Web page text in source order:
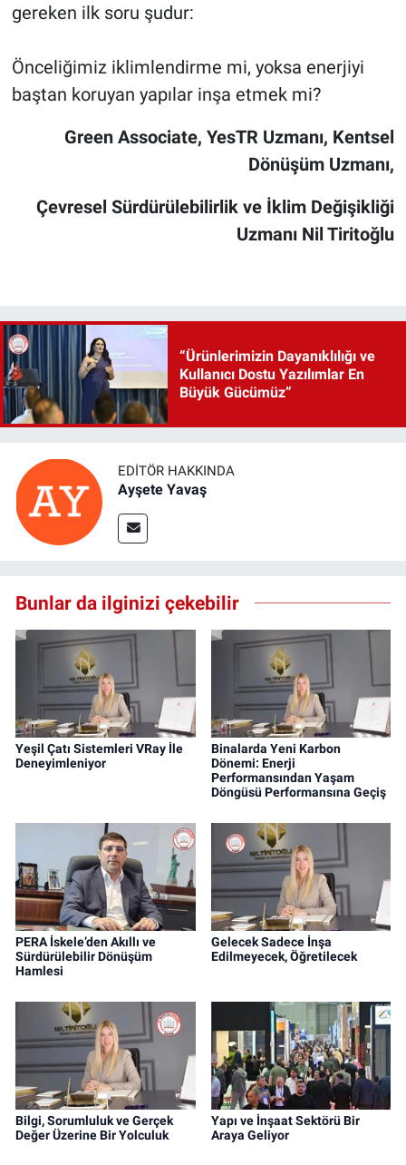
gereken ilk soru şudur:
Önceliğimiz iklimlendirme mi, yoksa enerjiyi
baştan koruyan yapılar inşa etmek mi?
Green Associate, YesTR Uzmanı, Kentsel
Dönüşüm Uzmanı,
Çevresel Sürdürülebilirlik ve İklim Değişikliği
Uzmanı Nil Tiritoğlu
“Ürünlerimizin Dayanıklılığı ve
Kullanıcı Dostu Yazılımlar En
Büyük Gücümüz”
EDITÖR HAKKINDA
Ayşete Yavaş
Bunlar da ilginizi çekebilir
Yeşil Çatı Sistemleri VRay İle
Deneyimleniyor
Binalarda Yeni Karbon
Dönemi: Enerji
Performansından Yaşam
Döngüsü Performansına Geçiş
PERA İskele’den Akıllı ve
Sürdürülebilir Dönüşüm
Hamlesi
Gelecek Sadece İnşa
Edilmeyecek, Öğretilecek
Bilgi, Sorumluluk ve Gerçek
Değer Üzerine Bir Yolculuk
Yapı ve İnşaat Sektörü Bir
Araya Geliyor